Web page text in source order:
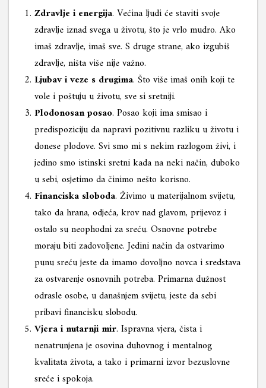
Zdravlje i energija. Većina ljudi će staviti svoje
zdravlje iznad svega u životu, što je vrlo mudro. Ako
imaš zdravlje, imaš sve. S druge strane, ako izgubiš
zdravlje, ništa više nije važno.
Ljubav i veze s drugima. Što više imaš onih koji te
vole i poštuju u životu, sve si sretniji.
Plodonosan posao. Posao koji ima smisao i
predispoziciju da napravi pozitivnu razliku u životu i
donese plodove. Svi smo mi s nekim razlogom živi, i
jedino smo istinski sretni kada na neki način, duboko
u sebi, osjetimo da činimo nešto korisno.
Financiska sloboda. Živimo u materijalnom svijetu,
tako da hrana, odjeća, krov nad glavom, prijevoz i
ostalo su neophodni za sreću. Osnovne potrebe
moraju biti zadovoljene. Jedini način da ostvarimo
punu sreću jeste da imamo dovoljno novca i sredstava
za ostvarenje osnovnih potreba. Primarna dužnost
odrasle osobe, u današnjem svijetu, jeste da sebi
pribavi financisku slobodu.
Vjera i nutarnji mir. Ispravna vjera, čista i
nenatrunjena je osovina duhovnog i mentalnog
kvalitata života, a tako i primarni izvor bezuslovne
sreće i spokoja.